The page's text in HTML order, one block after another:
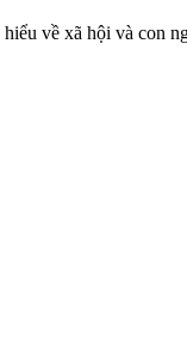
về xã hội và con